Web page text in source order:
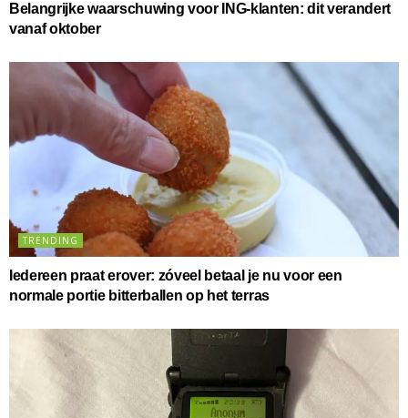
Belangrijke waarschuwing voor ING-klanten: dit verandert
vanaf oktober
TRENDING
Iedereen praat erover: zóveel betaal je nu voor een
normale portie bitterballen op het terras